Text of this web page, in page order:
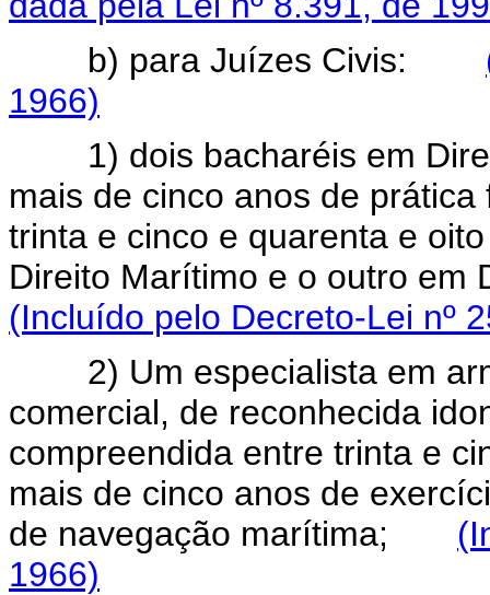
b) para Juízes Civis:
1966)
1) dois bacharéis em
mais de cinco anos de
trinta e cinco e quarenta e
Direito Marítimo e o outro
(Incluído pelo Decreto-Lei nº
2) Um especialista em
comercial, de reconhecida
compreendida entre trinta e
mais de cinco anos de
de navegação marítima;
1966)